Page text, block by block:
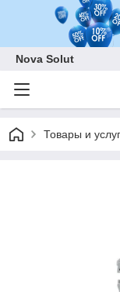
Nova Solut
Товары и